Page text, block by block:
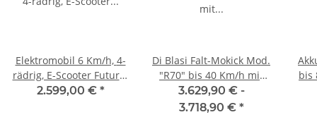
Elektromobil 6 Km/h, 4-
rädrig, E-Scooter Future-
Bikes "MINI" -
2.599,00 € *
Di Blasi Falt-Mokick Mod.
"R70" bis 40 Km/h mit
30Ah Akku - MIT
HELMPFLICHT
3.629,90 € -
3.718,90 € *
bis